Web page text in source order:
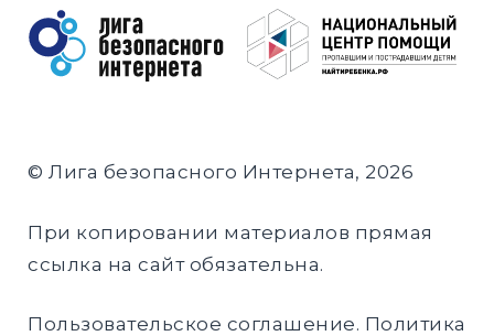
© Лига безопасного Интернета, 2026
При копировании материалов прямая
ссылка на сайт обязательна.
Пользовательское соглашение. Политика